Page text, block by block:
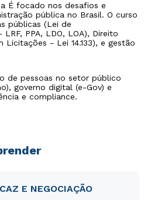
É focado nos desafios e
pública no Brasil. O curso
públicas (Lei de
PPA, LDO, LOA), Direito
Licitações - Lei 14.133), e gestão
de pessoas no setor público
governo digital (e-Gov) e
e compliance.
E NEGOCIAÇÃO